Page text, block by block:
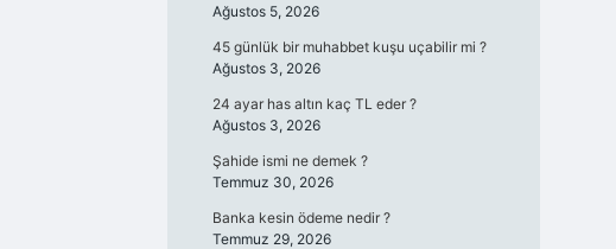
Ağustos 5, 2026
45 günlük bir muhabbet kuşu uçabilir mi ?
Ağustos 3, 2026
24 ayar has altın kaç TL eder ?
Ağustos 3, 2026
Şahide ismi ne demek ?
Temmuz 30, 2026
Banka kesin ödeme nedir ?
Temmuz 29, 2026